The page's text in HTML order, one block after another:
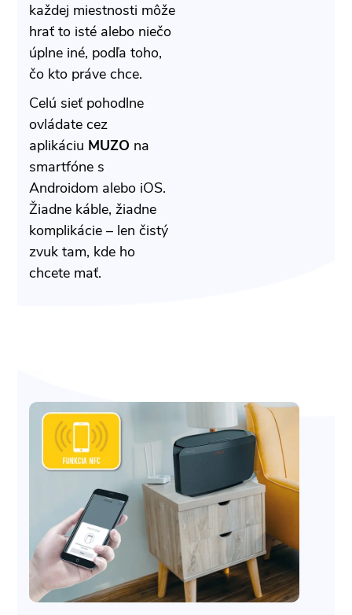
každej miestnosti môže
hrať to isté alebo niečo
úplne iné, podľa toho,
čo kto práve chce.
Celú sieť pohodlne
ovládate cez
aplikáciu MUZO na
smartfóne s
Androidom alebo iOS.
Žiadne káble, žiadne
komplikácie – len čistý
zvuk tam, kde ho
chcete mať.